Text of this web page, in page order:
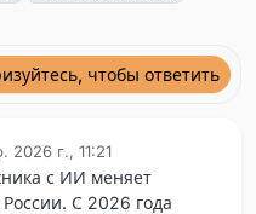
чтобы ответить
2026 г., 11:21
с ИИ меняет
С 2026 года